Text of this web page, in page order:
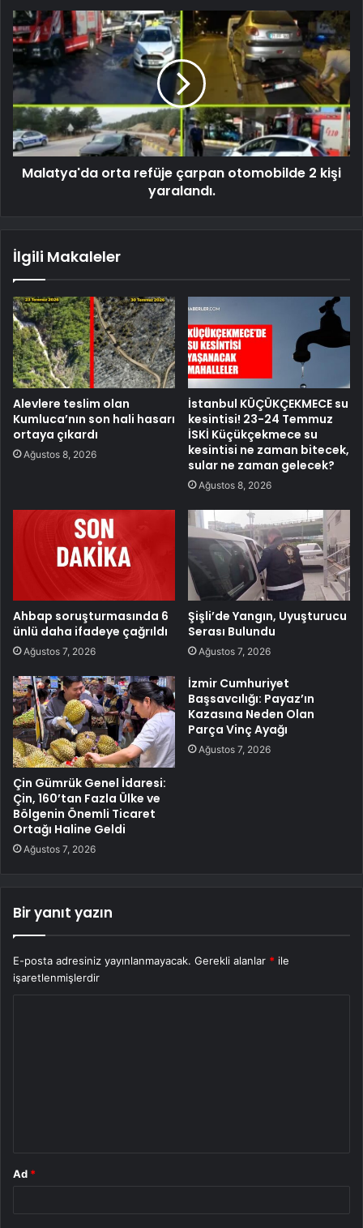
Malatya'da orta refüje çarpan otomobilde 2 kişi
yaralandı.
İlgili Makaleler
Alevlere teslim olan
Kumluca’nın son hali hasarı
ortaya çıkardı
Ağustos 8, 2026
İstanbul KÜÇÜKÇEKMECE su
kesintisi! 23-24 Temmuz
İSKİ Küçükçekmece su
kesintisi ne zaman bitecek,
sular ne zaman gelecek?
Ağustos 8, 2026
Ahbap soruşturmasında 6
ünlü daha ifadeye çağrıldı
Ağustos 7, 2026
Şişli’de Yangın, Uyuşturucu
Serası Bulundu
Ağustos 7, 2026
Çin Gümrük Genel İdaresi:
Çin, 160’tan Fazla Ülke ve
Bölgenin Önemli Ticaret
Ortağı Haline Geldi
Ağustos 7, 2026
İzmir Cumhuriyet
Başsavcılığı: Payaz’ın
Kazasına Neden Olan
Parça Vinç Ayağı
Ağustos 7, 2026
Bir yanıt yazın
E-posta adresiniz yayınlanmayacak. Gerekli alanlar * ile
işaretlenmişlerdir
Ad *